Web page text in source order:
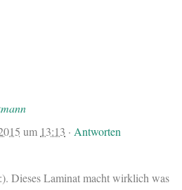
um 13:13 ·Antworten
Dieses Laminat macht wirklich was